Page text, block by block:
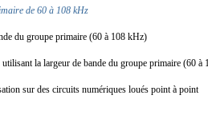
de 60 à 108 kHz
du groupe primaire (60 à 108 kHz)
la largeur de bande du groupe primaire (60 à
sur des circuits numériques loués point à point